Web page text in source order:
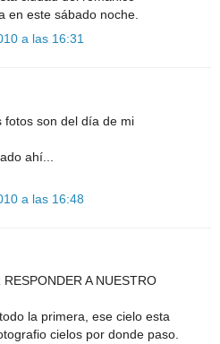
en este sábado noche.
a las 16:31
fotos son del día de mi
ahí...
a las 16:48
A NUESTRO
la primera, ese cielo esta
cielos por donde paso.